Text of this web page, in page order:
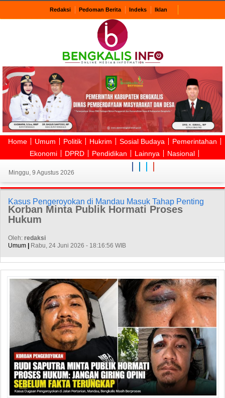
Redaksi Pedoman Berita Indeks Iklan
Home Umum Politik Hukrim Sosial Budaya
Pemerintahan
Ekonomi
DPRD Pendidikan Lainnya Nasional
Minggu, 9 Agustus 2026
Kasus Pengeroyokan di Mandau Masuk Tahap Penting
Korban Minta Publik Hormati Proses
Hukum
Oleh: redaksi
Umum
Rabu, 24 Juni 2026 - 18:16:56 WIB